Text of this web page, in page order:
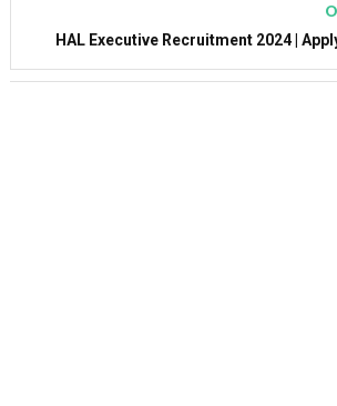
HAL Executive Recruitment 2024 |